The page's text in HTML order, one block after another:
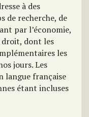
à des
de recherche, de
par l’économie,
droit, dont les
les
jours. Les
langue française
étant incluses